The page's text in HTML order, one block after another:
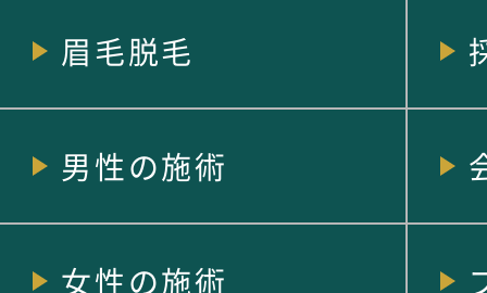
眉毛脱毛
男性の施術
女性の施術